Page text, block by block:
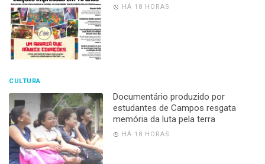
HÁ 18 HORAS
CULTURA
Documentário produzido por
estudantes de Campos resgata
memória da luta pela terra
HÁ 18 HORAS